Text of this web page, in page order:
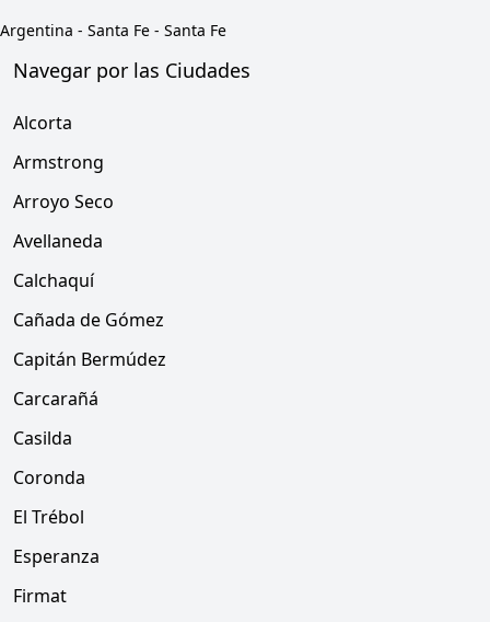
Argentina - Santa Fe - Santa Fe
Navegar por las Ciudades
Alcorta
Armstrong
Arroyo Seco
Avellaneda
Calchaquí
Cañada de Gómez
Capitán Bermúdez
Carcarañá
Casilda
Coronda
El Trébol
Esperanza
Firmat